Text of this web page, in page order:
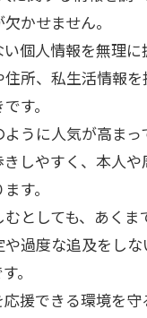
かせません。
個人情報を無理
所、私生活情報
す。
うに人気が高ま
きしやすく、本人
す。
としても、あく
過度な追及をし
。
援できる環境を